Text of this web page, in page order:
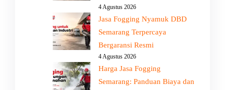
4 Agustus 2026
Jasa Fogging Nyamuk DBD
Semarang Terpercaya
Bergaransi Resmi
4 Agustus 2026
Harga Jasa Fogging
Semarang: Panduan Biaya dan